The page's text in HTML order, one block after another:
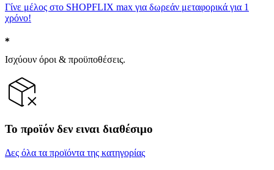
Γίνε μέλος στο SHOPFLIX max για δωρεάν μεταφορικά για 1
χρόνο!
Ισχύουν όροι & προϋποθέσεις.
Το προϊόν δεν ειναι διαθέσιμο
Δες όλα τα προϊόντα της κατηγορίας